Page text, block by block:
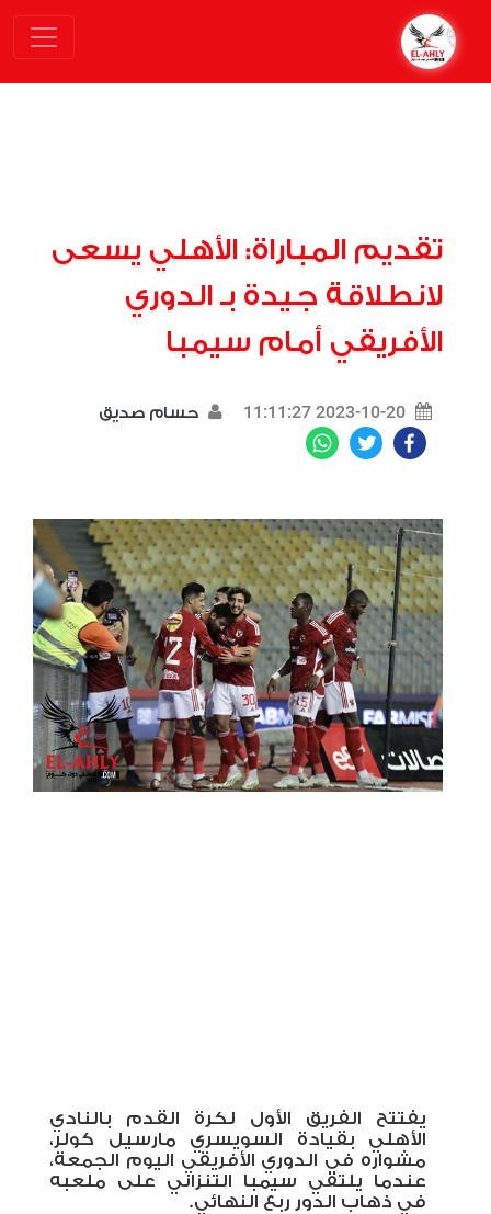
تقديم المباراة: الأهلي يسعى
لانطلاقة جيدة بـ الدوري
الأفريقي أمام سيمبا
2023-10-20 11:11:27 حسام صديق
Facebook
Twitter
يفتتح الفريق الأول لكرة القدم بالنادي
الأهلي بقيادة السويسري مارسيل كولر،
مشواره في الدوري الأفريقي اليوم الجمعة،
عندما يلتقي سيمبا التنزاني على ملعبه
في ذهاب الدور ربع النهائي.